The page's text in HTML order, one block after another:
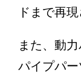
ドまで再
また、動
パイプパ